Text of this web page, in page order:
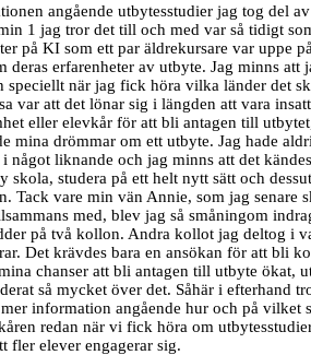
angående utbytesstudier jag tog del
1 jag tror det till och med var så tidigt
på KI som ett par äldrekursare var uppe
deras erfarenheter av utbyte. Jag minns att
speciellt när jag fick höra vilka länder det
var att det lönar sig i längden att vara
eller elevkår för att bli antagen till
mina drömmar om ett utbyte. Jag hade
något liknande och jag minns att det
skola, studera på ett helt nytt sätt och
Tack vare min vän Annie, som jag senare
med, blev jag så småningom
på två kollon. Andra kollot jag deltog i
Det krävdes bara en ansökan för att bli
chanser att bli antagen till utbyte ökat,
så mycket över det. Såhär i efterhand
information angående hur och på vilket
redan när vi fick höra om
fler elever engagerar sig.